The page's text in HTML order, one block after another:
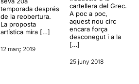
temporada després
de la reobertura.
La proposta
artística mira […]
12 març 2019
cartellera del Grec.
A poc a poc,
aquest nou circ
encara força
desconegut i a la
[…]
25 juny 2018